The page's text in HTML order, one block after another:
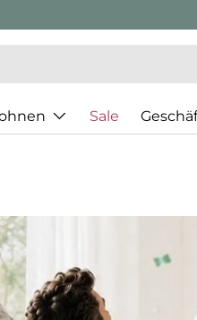
Sale